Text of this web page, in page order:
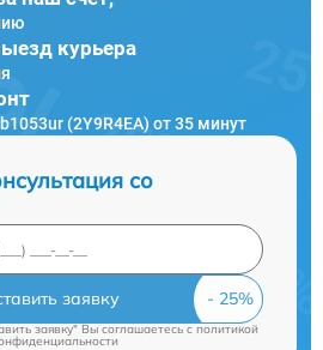
курьера
(2Y9R4EA) от 35 минут
со
заявку
заявку" Вы соглашаетесь cполитикой